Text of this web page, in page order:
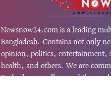
Newsnow24.com is a leading
Bangladesh. Contains not only
opinion, politics, entertainment,
health, and others. We are
Probash news all around the